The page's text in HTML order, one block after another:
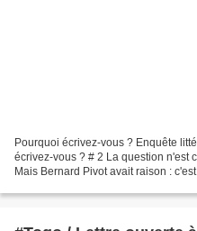
Pourquoi écrivez-vous ? Enquête
écrivez-vous ? # 2 La question n'est
Mais Bernard Pivot avait raison :